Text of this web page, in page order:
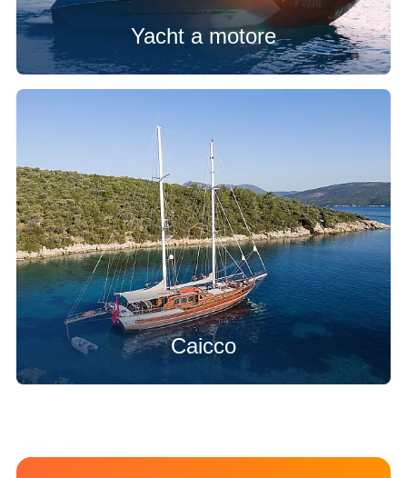
Yacht a motore
Caicco